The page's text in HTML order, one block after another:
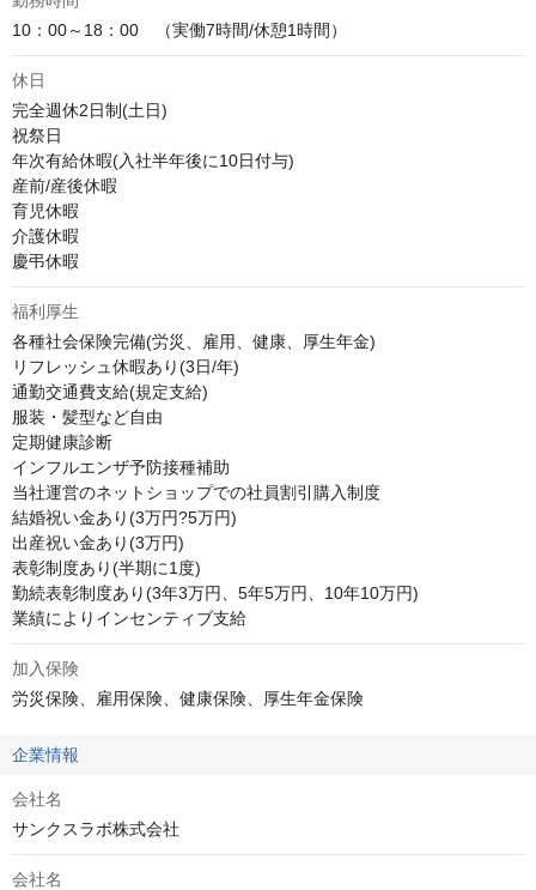
10：00～18：00　（実働7時間/休憩1時間）
休日
完全週休2日制(土日)
祝祭日
年次有給休暇(入社半年後に10日付与)
産前/産後休暇
育児休暇
介護休暇
慶弔休暇
福利厚生
各種社会保険完備(労災、雇用、健康、厚生年金)
リフレッシュ休暇あり(3日/年)
通勤交通費支給(規定支給)
服装・髪型など自由
定期健康診断
インフルエンザ予防接種補助
当社運営のネットショップでの社員割引購入制度
結婚祝い金あり(3万円?5万円)
出産祝い金あり(3万円)
表彰制度あり(半期に1度)
勤続表彰制度あり(3年3万円、5年5万円、10年10万円)
業績によりインセンティブ支給
加入保険
労災保険、雇用保険、健康保険、厚生年金保険
企業情報
会社名
サンクスラボ株式会社
会社名